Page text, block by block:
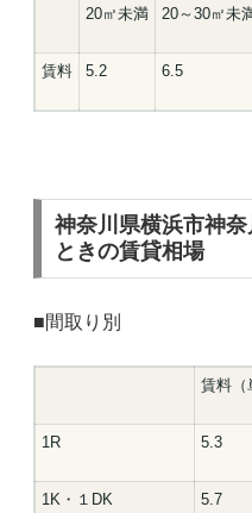
20㎡未満 20～30㎡未
賃料 5.2 6.5
神奈川県横浜市神
ときの賃貸相場
■間取り別
賃料（
1R 5.3
1K・１DK 5.7